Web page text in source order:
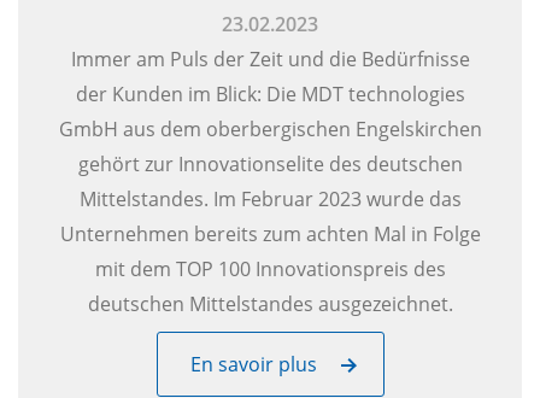
23.02.2023
Immer am Puls der Zeit und die Bedürfnisse
der Kunden im Blick: Die MDT technologies
GmbH aus dem oberbergischen Engelskirchen
gehört zur Innovationselite des deutschen
Mittelstandes. Im Februar 2023 wurde das
Unternehmen bereits zum achten Mal in Folge
mit dem TOP 100 Innovationspreis des
deutschen Mittelstandes ausgezeichnet.
En savoir plus